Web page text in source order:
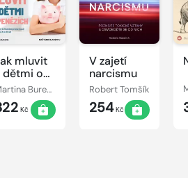
mluvit
dětmi o
Martina Burešová
Kč
V zajetí
narcismu
Robert Tomšík
254Kč